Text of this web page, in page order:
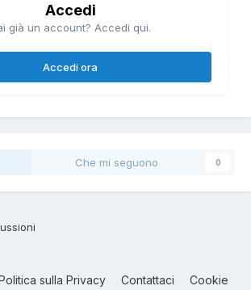
Accedi
già un account? Accedi qui.
Accedi ora
Che mi seguono 0
sulla Privacy Contattaci Cookie